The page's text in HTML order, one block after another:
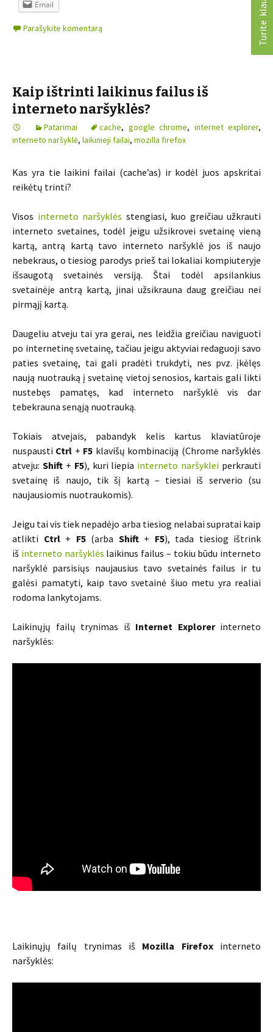
Email
Parašykite komentarą
Kaip ištrinti laikinus failus iš
interneto naršyklės?
Patarimai cache, google chrome, internet explorer,
interneto naršyklė, laikinieji failai, mozilla firefox
Kas yra tie laikini failai (cache’as) ir kodėl juos apskritai
reikėtų trinti?
Visos interneto naršyklės stengiasi, kuo greičiau užkrauti
interneto svetaines, todėl jeigu užsikrovei svetainę vieną
kartą, antrą kartą tavo interneto naršyklė jos iš naujo
nebekraus, o tiesiog parodys prieš tai lokaliai kompiuteryje
išsaugotą svetainės versiją. Štai todėl apsilankius
svetainėje antrą kartą, jinai užsikrauna daug greičiau nei
pirmąjį kartą.
Daugeliu atveju tai yra gerai, nes leidžia greičiau naviguoti
po internetinę svetainę, tačiau jeigu aktyviai redaguoji savo
paties svetainę, tai gali pradėti trukdyti, nes pvz. įkėlęs
naują nuotrauką į svetainę vietoj senosios, kartais gali likti
nustebęs pamatęs, kad interneto naršyklė vis dar
tebekrauna senąją nuotrauką.
Tokiais atvejais, pabandyk kelis kartus klaviatūroje
nuspausti Ctrl + F5 klavišų kombinaciją (Chrome naršyklės
atveju: Shift+ F5), kuri liepia interneto naršyklei perkrauti
svetainę iš naujo, tik šį kartą – tiesiai iš serverio (su
naujausiomis nuotraukomis).
Jeigu tai vis tiek nepadėjo arba tiesiog nelabai supratai kaip
atlikti Ctrl+ F5(arba Shift+ F5), tada tiesiog ištrink
iš interneto naršyklės laikinus failus – tokiu būdu interneto
naršyklė parsisiųs naujausius tavo svetainės failus ir tu
galėsi pamatyti, kaip tavo svetainė šiuo metu yra realiai
rodoma lankytojams.
Laikinųjų failų trynimas iš Internet Explorerinterneto
naršyklės:
Laikinųjų failų trynimas iš Mozilla Firefoxinterneto
naršyklės: